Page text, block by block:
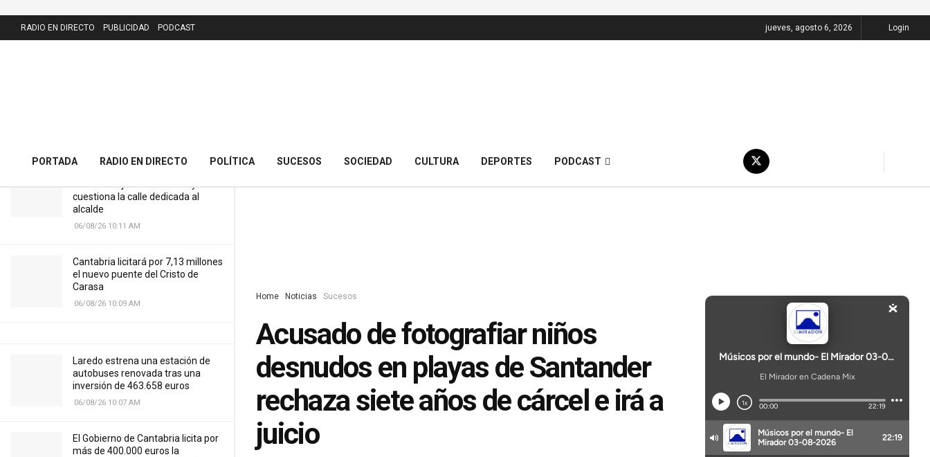
cuestiona la calle dedicada al
alcalde
06/08/26 10:11 AM
Cantabria licitará por 7,13 millones
el nuevo puente del Cristo de
Carasa
06/08/26 10:09 AM
Laredo estrena una estación de
autobuses renovada tras una
inversión de 463.658 euros
06/08/26 10:07 AM
El Gobierno de Cantabria licita por
más de 400.000 euros la
RADIO EN DIRECTO PUBLICIDAD PODCAST jueves, agosto 6, 2026 Login
PORTADA RADIO EN DIRECTO POLÍTICA SUCESOS SOCIEDAD CULTURA DEPORTES PODCAST
Home Noticias Sucesos
Acusado de fotografiar niños
desnudos en playas de Santander
rechaza siete años de cárcel e irá a
juicio